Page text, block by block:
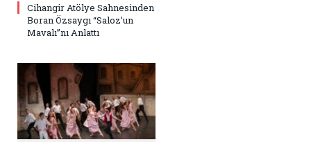
Cihangir Atölye Sahnesinden
Boran Özsaygı “Saloz’un
Mavalı”nı Anlattı